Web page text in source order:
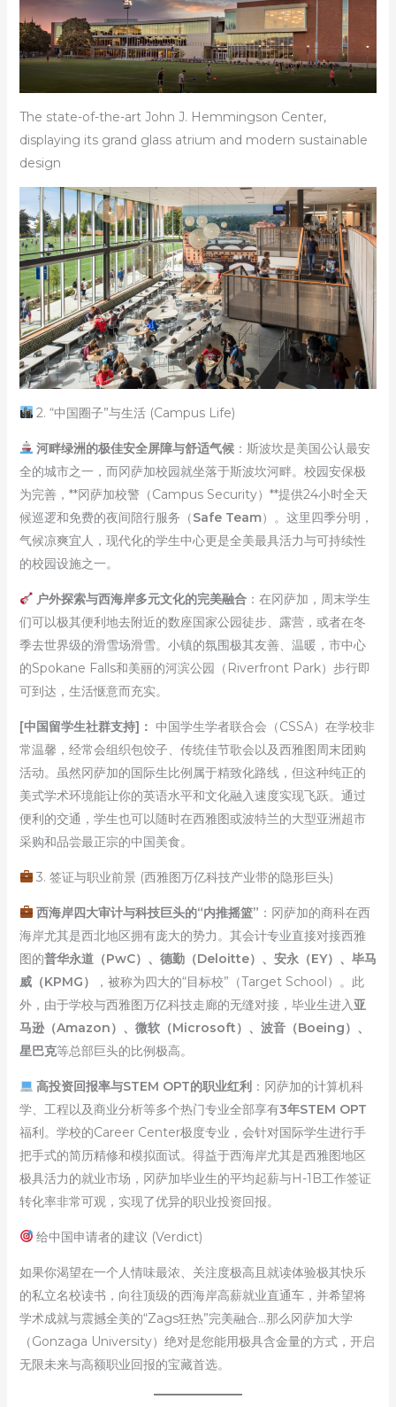
The state-of-the-art John J. Hemmingson Center,
displaying its grand glass atrium and modern sustainable
design
2. “中国圈子”与生活 (Campus Life)
河畔绿洲的极佳安全屏障与舒适气候 ：斯波坎是美国公认最安
全的城市之一，而冈萨加校园就坐落于斯波坎河畔。校园安保极
为完善，**冈萨加校警（Campus Security）**提供24小时全天
候巡逻和免费的夜间陪行服务（Safe Team）。这里四季分明，
气候凉爽宜人，现代化的学生中心更是全美最具活力与可持续性
的校园设施之一。
户外探索与西海岸多元文化的完美融合 ：在冈萨加，周末学生
们可以极其便利地去附近的数座国家公园徒步、露营，或者在冬
季去世界级的滑雪场滑雪。小镇的氛围极其友善、温暖，市中心
的Spokane Falls和美丽的河滨公园（Riverfront Park）步行即
可到达，生活惬意而充实。
[中国留学生社群支持]： 中国学生学者联合会（CSSA）在学校非
常温馨，经常会组织包饺子、传统佳节歌会以及西雅图周末团购
活动。虽然冈萨加的国际生比例属于精致化路线，但这种纯正的
美式学术环境能让你的英语水平和文化融入速度实现飞跃。通过
便利的交通，学生也可以随时在西雅图或波特兰的大型亚洲超市
采购和品尝最正宗的中国美食。
3. 签证与职业前景 (西雅图万亿科技产业带的隐形巨头)
西海岸四大审计与科技巨头的“内推摇篮” ：冈萨加的商科在西
海岸尤其是西北地区拥有庞大的势力。其会计专业直接对接西雅
图的普华永道（PwC）、德勤（Deloitte）、安永（EY）、毕马
威（KPMG）
，被称为四大的“目标校”（Target School）。此
外，由于学校与西雅图万亿科技走廊的无缝对接，毕业生进入 亚
马逊（Amazon）、微软（Microsoft）、波音（Boeing）、
星巴克等总部巨头的比例极高。
高投资回报率与STEM OPT的职业红利 ：冈萨加的计算机科
学、工程以及商业分析等多个热门专业全部享有3年STEM OPT
福利。学校的Career Center极度专业，会针对国际学生进行手
把手式的简历精修和模拟面试。得益于西海岸尤其是西雅图地区
极具活力的就业市场，冈萨加毕业生的平均起薪与H-1B工作签证
转化率非常可观，实现了优异的职业投资回报。
给中国申请者的建议 (Verdict)
如果你渴望在一个人情味最浓、关注度极高且就读体验极其快乐
的私立名校读书，向往顶级的西海岸高薪就业直通车，并希望将
学术成就与震撼全美的“Zags狂热”完美融合…那么冈萨加大学
（Gonzaga University）绝对是您能用极具含金量的方式，开启
无限未来与高额职业回报的宝藏首选。